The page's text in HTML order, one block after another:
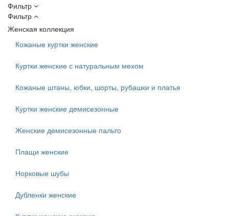
Фильтр
Фильтр
Женская коллекция
Кожаные куртки женские
Куртки женские с натуральным мехом
Кожаные штаны, юбки, шорты, рубашки и платья
Куртки женские демисезонные
Женские демисезонные пальто
Плащи женские
Норковые шубы
Дубленки женские